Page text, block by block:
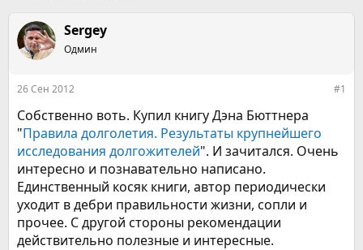
о
р
м
ы
а
н
а
а
Sergey
Одмин
26 Сен 2012 #1
Собственно воть. Купил книгу Дэна Бюттнера
"Правила долголетия. Результаты крупнейшего
исследования долгожителей". И зачитался. Очень
интересно и познавательно написано.
Единственный косяк книги, автор периодически
уходит в дебри правильности жизни, сопли и
прочее. С другой стороны рекомендации
действительно полезные и интересные.